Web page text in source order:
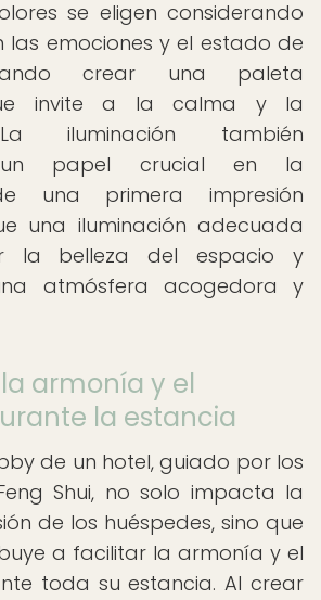
se eligen considerando
las emociones y el estado de
crear una paleta
invite a la calma y la
iluminación también
un papel crucial en la
una primera impresión
una iluminación adecuada
la belleza del espacio y
atmósfera acogedora y
armonía y el
la estancia
de un hotel, guiado por los
Shui, no solo impacta la
de los huéspedes, sino que
a facilitar la armonía y el
toda su estancia. Al crear